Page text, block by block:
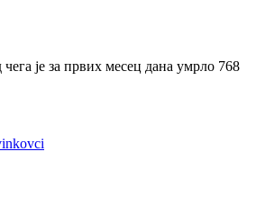
је за првих месец дана умрло 768